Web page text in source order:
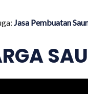
Jasa Pembuatan